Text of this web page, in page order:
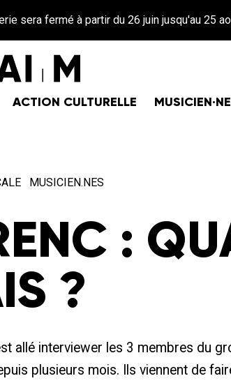
fermé à partir du 26 juin jusqu'au 25 août
ACTION CULTURELLE
MUSICIEN.NES
:
?
allé interviewer les 3 membres du
plusieurs mois. Ils viennent de